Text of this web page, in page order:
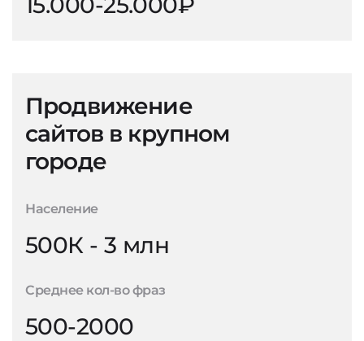
Продвижение
сайтов в крупном
городе
Население
500К - 3 млн
Среднее кол-во фраз
500-2000